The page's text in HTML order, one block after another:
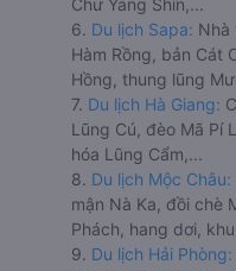
Chư Yang Shin,...
6. Du lịch Sapa: Nhà
Hàm Rồng, bản Cát
Hồng, thung lũng
7. Du lịch Hà Giang:
Lũng Cú, đèo Mã Pí
hóa Lũng Cẩm,...
8. Du lịch Mộc Châu:
mận Nà Ka, đồi chè
Phách, hang dơi,
9. Du lịch Hải Phòng: